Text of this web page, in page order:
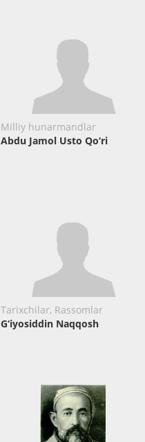
Milliy hunarmandlar
Abdu Jamol Usto Qo‘ri
Tarixchilar, Rassomlar
G‘iyosiddin Naqqosh